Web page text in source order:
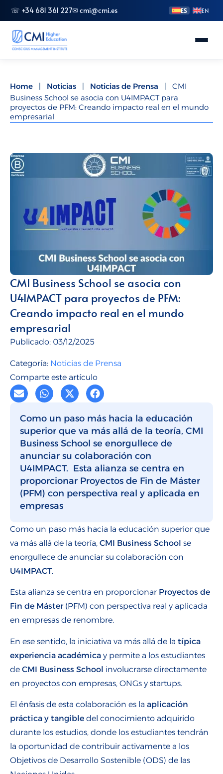
☏ +34 681 361 227✉ cmi@cmi.es ES EN
Másteres
FP Superior
Grados
Especializaciones
Talento para empresas
CMI Journal
Home | Noticias | Noticias de Prensa |
CMI
Business School se asocia con U4IMPACT para
proyectos de PFM: Creando impacto real en el mundo
empresarial
CMI Business School se asocia con
U4IMPACT para proyectos de PFM:
Creando impacto real en el mundo
empresarial
Publicado: 03/12/2025
Categoría: Noticias de Prensa
Comparte este artículo
Como un paso más hacia la educación
superior que va más allá de la teoría, CMI
Business School se enorgullece de
anunciar su colaboración con
U4IMPACT. Esta alianza se centra en
proporcionar Proyectos de Fin de Máster
(PFM) con perspectiva real y aplicada en
empresas
Como un paso más hacia la educación superior que
va más allá de la teoría, CMI Business School se
enorgullece de anunciar su colaboración con
U4IMPACT.
Esta alianza se centra en proporcionar Proyectos de
Fin de Máster(PFM) con perspectiva real y aplicada
en empresas de renombre.
En ese sentido, la iniciativa va más allá de la típica
experiencia académica y permite a los estudiantes
de CMI Business School involucrarse directamente
en proyectos con empresas, ONGs y startups.
El énfasis de esta colaboración es la aplicación
práctica y tangible del conocimiento adquirido
durante los estudios, donde los estudiantes tendrán
la oportunidad de contribuir activamente a los
Objetivos de Desarrollo Sostenible (ODS) de las